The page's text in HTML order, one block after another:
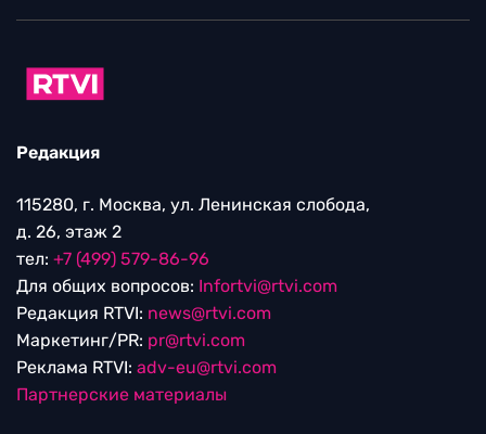
Редакция
115280, г. Москва, ул. Ленинская слобода,
д. 26, этаж 2
тел: +7 (499) 579-86-96
Для общих вопросов: Infortvi@rtvi.com
Редакция RTVI: news@rtvi.com
Маркетинг/PR: pr@rtvi.com
Реклама RTVI: adv-eu@rtvi.com
Партнерские материалы